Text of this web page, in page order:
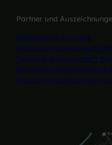
Partner und
Baiersbronn Touristik
Naturpark Schwarzwald
Touristik-Gemeinschaft
Deutsches Wanderinstitut
TourCert (Nachhaltiges